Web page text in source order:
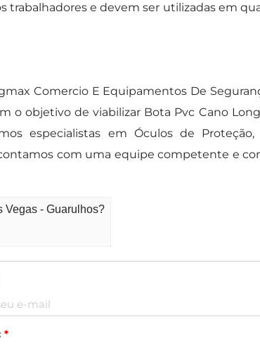
trabalhadores e devem ser utilizadas em
Comercio E Equipamentos De
o objetivo de viabilizar Bota Pvc Cano
especialistas em Óculos de Proteção,
com uma equipe competente e
Vegas - Guarulhos?
*